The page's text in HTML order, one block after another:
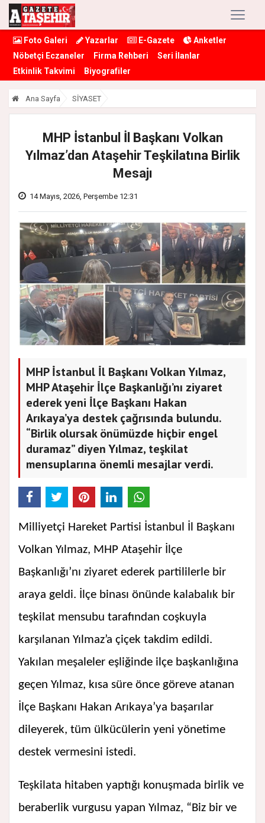
Foto Galeri Yazarlar E-Gazete
Anketler
Nöbetçi Eczaneler
Firma Rehberi
Seri İlanlar
Etkinlik Takvimi
Biyografiler
Ana Sayfa SİYASET
MHP İstanbul İl Başkanı Volkan
Yılmaz’dan Ataşehir Teşkilatına Birlik
Mesajı
14 Mayıs, 2026, Perşembe 12:31
MHP İstanbul İl Başkanı Volkan Yılmaz,
MHP Ataşehir İlçe Başkanlığı’nı ziyaret
ederek yeni İlçe Başkanı Hakan
Arıkaya’ya destek çağrısında bulundu.
“Birlik olursak önümüzde hiçbir engel
duramaz” diyen Yılmaz, teşkilat
mensuplarına önemli mesajlar verdi.
Milliyetçi Hareket Partisi İstanbul İl Başkanı
Volkan Yılmaz, MHP Ataşehir İlçe
Başkanlığı’nı ziyaret ederek partililerle bir
araya geldi. İlçe binası önünde kalabalık bir
teşkilat mensubu tarafından coşkuyla
karşılanan Yılmaz’a çiçek takdim edildi.
Yakılan meşaleler eşliğinde ilçe başkanlığına
geçen Yılmaz, kısa süre önce göreve atanan
İlçe Başkanı Hakan Arıkaya’ya başarılar
dileyerek, tüm ülkücülerin yeni yönetime
destek vermesini istedi.
Teşkilata hitaben yaptığı konuşmada birlik ve
beraberlik vurgusu yapan Yılmaz, “Biz bir ve